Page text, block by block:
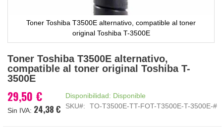
Toner Toshiba T3500E alternativo, compatible al toner
original Toshiba T-3500E
al
comienzo
de
galería
de
Toner Toshiba T3500E alternativo,
compatible al toner original Toshiba T-
3500E
29,50 €
24,38 €
Disponibilidad: Disponible
SKU
TO-T3500E-TT-FOT-T3500E-T-3500E-#